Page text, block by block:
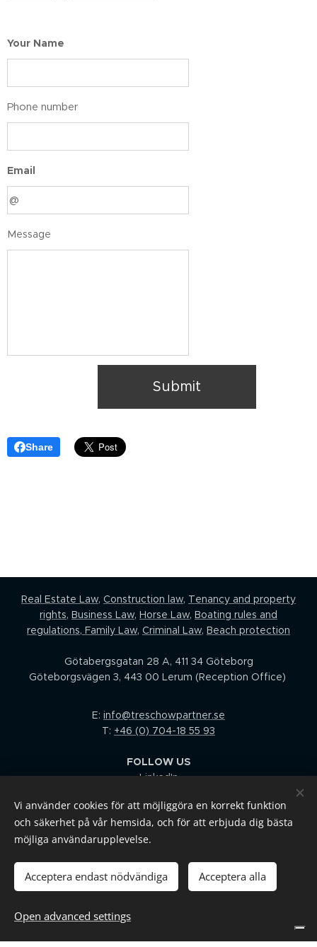
Your Name
Phone number
Email
Message
Submit
Share
Real Estate Law, Construction law, Tenancy and property
rights, Business Law, Horse Law, Boating rules and
regulations, Family Law, Criminal Law, Beach protection
Götabergsgatan 28 A, 411 34 Göteborg
Göteborgsvägen 3, 443 00 Lerum (Reception Office)
E: info@treschowpartner.se
T: +46 (0) 704-18 55 93
FOLLOW US
LinkedIn
Instagram
Youtube
TERMS AND CONDITIONS / CONSUMER DISPUTES BOARD
Svenska
Vi använder cookies för att möjliggöra en korrekt funktion
och säkerhet på vår hemsida, och för att erbjuda dig bästa
möjliga användarupplevelse.
Acceptera endast nödvändiga Acceptera alla
Open advanced settings